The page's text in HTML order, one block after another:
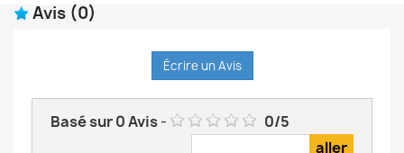
Avis (0)
Écrire un Avis
Basé sur0Avis- 0/5